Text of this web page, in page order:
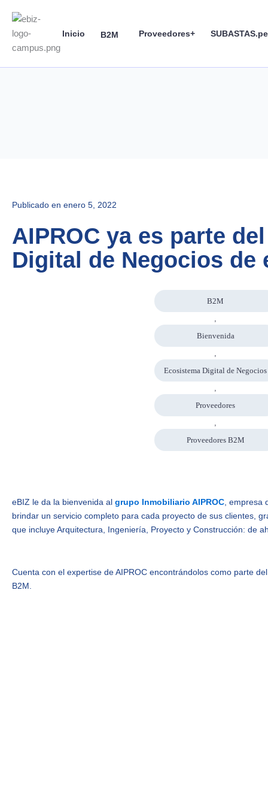
content
Inicio B2M Proveedores+ SUBASTAS.pe
Publicado en enero 5, 2022
AIPROC ya es parte
Digital de Negocios de
B2M
,
Bienvenida
,
Ecosistema Digital de Negocios
,
Proveedores
,
Proveedores B2M
eBIZ le da la bienvenida al grupo Inmobiliario AIPROC ,
brindar un servicio completo para cada proyecto de sus clientes,
que incluye Arquitectura, Ingeniería, Proyecto y Construcción: de
Cuenta con el expertise de AIPROC encontrándolos como parte
B2M.